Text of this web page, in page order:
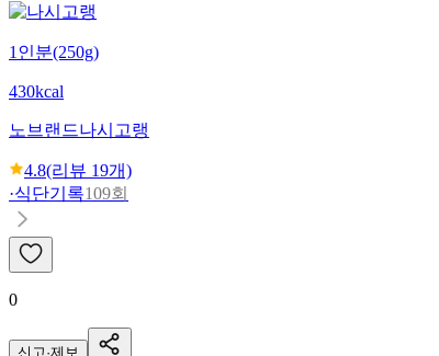
1인분(250g)
430kcal
노브랜드나시고랭
4.8(리뷰 19개)
·식단기록109회
0
신고·제보